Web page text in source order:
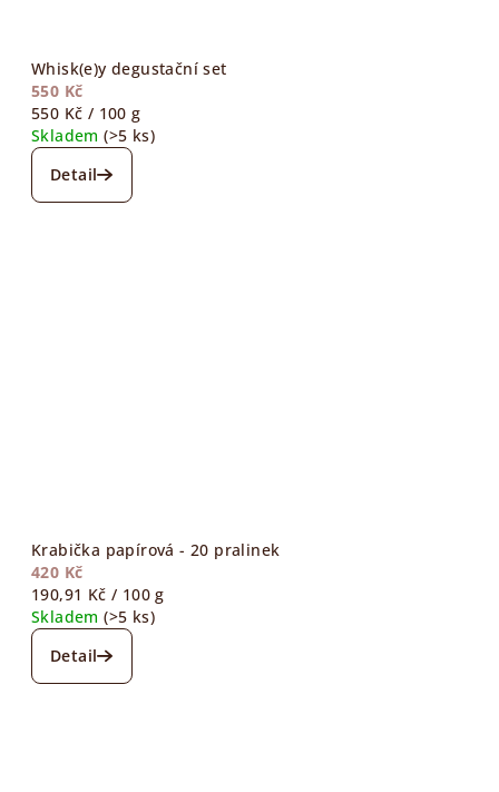
Whisk(e)y degustační set
550 Kč
Měrná
cena:
550 Kč / 100 g
Skladem(>5 ks)
Detail
Krabička papírová - 20 pralinek
420 Kč
Měrná
cena:
190,91 Kč / 100 g
Skladem(>5 ks)
Detail